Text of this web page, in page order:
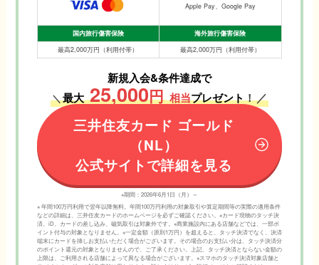
Apple Pay、Google Pay
国内旅行傷害保険
海外旅行傷害保険
最高2,000万円（利用付帯）
最高2,000万円（利用付帯）
新規入会&条件達成で
＼最大 25,000円 相当プレゼント！／
三井住友カード ゴールド
（NL）
公式サイトで詳細を見る
※期間：2026年6月1日（月）～
※ 年間100万円利用で翌年以降無料。年間100万円利用の対象取引や算定期間等の実際の適用条件
などの詳細は、三井住友カードのホームページを必ずご確認ください。※カード現物のタッチ決
済、iD、カードの差し込み、磁気取引は対象外です。※商業施設内にある店舗などでは、一部ポ
イント付与の対象となりません。※一定金額（原則1万円）を超えると、タッチ決済でなく、決済
端末にカードを挿しお支払いただく場合がございます。その場合のお支払い分は、タッチ決済分
のポイント還元の対象となりませんので、ご了承ください。上記、タッチ決済とならない金額の
上限は、ご利用される店舗によって異なる場合がございます。※スマホのタッチ決済対象店舗と